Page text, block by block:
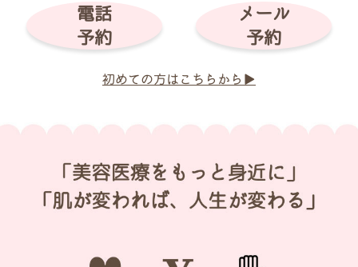
電話
予約
メール
予約
初めての方はこちらから▶